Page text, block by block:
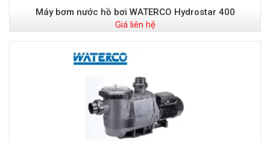
Máy bơm nước hồ bơi WATERCO Hydrostar 400
Giá liên hệ